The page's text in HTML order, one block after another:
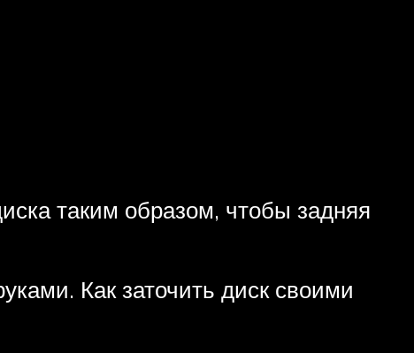
таким образом, чтобы задняя
Как заточить диск своими